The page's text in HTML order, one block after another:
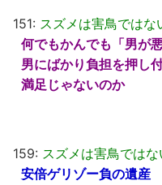
151: スズメは害鳥ではな
何でもかんでも「男が
男にばかり負担を押し
満足じゃないのか
159: スズメは害鳥ではな
安倍ゲリゾー負の遺産